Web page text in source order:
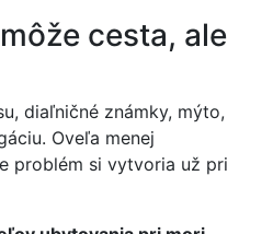
cesta, ale
diaľničné známky, mýto,
Oveľa menej
problém si vytvoria už pri